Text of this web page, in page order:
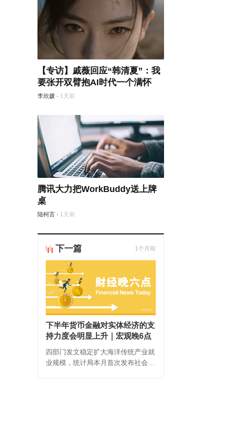
【专访】戚薇回应“韩清夏”：我
要张开双臂抱AI时代一个满怀
李欣媛 · 1天前
腾讯大力把WorkBuddy送上牌
桌
陆柯言 · 1天前
下一篇 1个月前
下半年货币金融对实体经济的支
持力度会明显上升｜宏观晚6点
四部门发文稳定扩大海洋传统产业就
业规模，统计局本月首次发布社会消